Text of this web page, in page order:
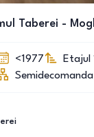
Taberei -
<1977 Etajul